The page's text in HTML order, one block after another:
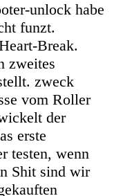
unlock habe
funzt.
Break.
zweites
zweck
vom Roller
der
erste
testen, wenn
Shit sind wir